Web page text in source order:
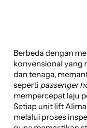
Berbeda dengan
konvensional yang
dan tenaga,
seperti passenger
mempercepat laju
Setiap unit lift
melalui proses